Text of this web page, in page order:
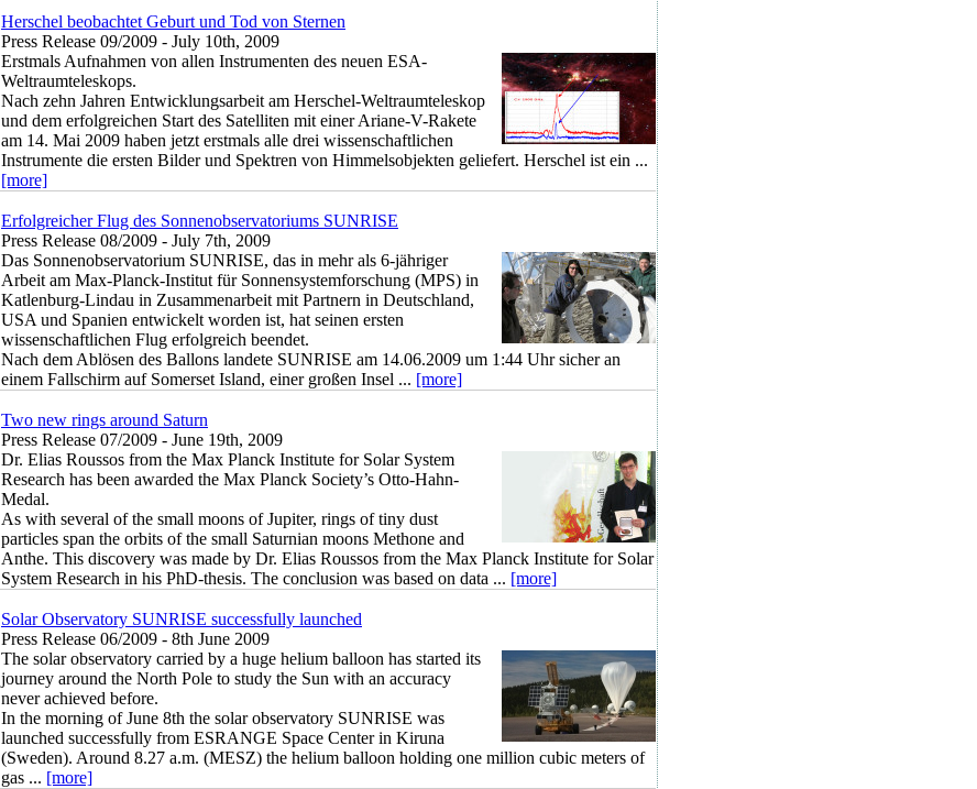
Herschel beobachtet Geburt und Tod von Sternen
Press Release 09/2009 - July 10th, 2009
Erstmals Aufnahmen von allen Instrumenten des neuen ESA-
Weltraumteleskops.
Nach zehn Jahren Entwicklungsarbeit am Herschel-Weltraumteleskop
und dem erfolgreichen Start des Satelliten mit einer Ariane-V-Rakete
am 14. Mai 2009 haben jetzt erstmals alle drei wissenschaftlichen
Instrumente die ersten Bilder und Spektren von Himmelsobjekten geliefert. Herschel ist ein ...
[more]
Erfolgreicher Flug des Sonnenobservatoriums SUNRISE
Press Release 08/2009 - July 7th, 2009
Das Sonnenobservatorium SUNRISE, das in mehr als 6-jähriger
Arbeit am Max-Planck-Institut für Sonnensystemforschung (MPS) in
Katlenburg-Lindau in Zusammenarbeit mit Partnern in Deutschland,
USA und Spanien entwickelt worden ist, hat seinen ersten
wissenschaftlichen Flug erfolgreich beendet.
Nach dem Ablösen des Ballons landete SUNRISE am 14.06.2009 um 1:44 Uhr sicher an
einem Fallschirm auf Somerset Island, einer großen Insel ... [more]
Two new rings around Saturn
Press Release 07/2009 - June 19th, 2009
Dr. Elias Roussos from the Max Planck Institute for Solar System
Research has been awarded the Max Planck Society’s Otto-Hahn-
Medal.
As with several of the small moons of Jupiter, rings of tiny dust
particles span the orbits of the small Saturnian moons Methone and
Anthe. This discovery was made by Dr. Elias Roussos from the Max Planck Institute for Solar
System Research in his PhD-thesis. The conclusion was based on data ... [more]
Solar Observatory SUNRISE successfully launched
Press Release 06/2009 - 8th June 2009
The solar observatory carried by a huge helium balloon has started its
journey around the North Pole to study the Sun with an accuracy
never achieved before.
In the morning of June 8th the solar observatory SUNRISE was
launched successfully from ESRANGE Space Center in Kiruna
(Sweden). Around 8.27 a.m. (MESZ) the helium balloon holding one million cubic meters of
gas ... [more]